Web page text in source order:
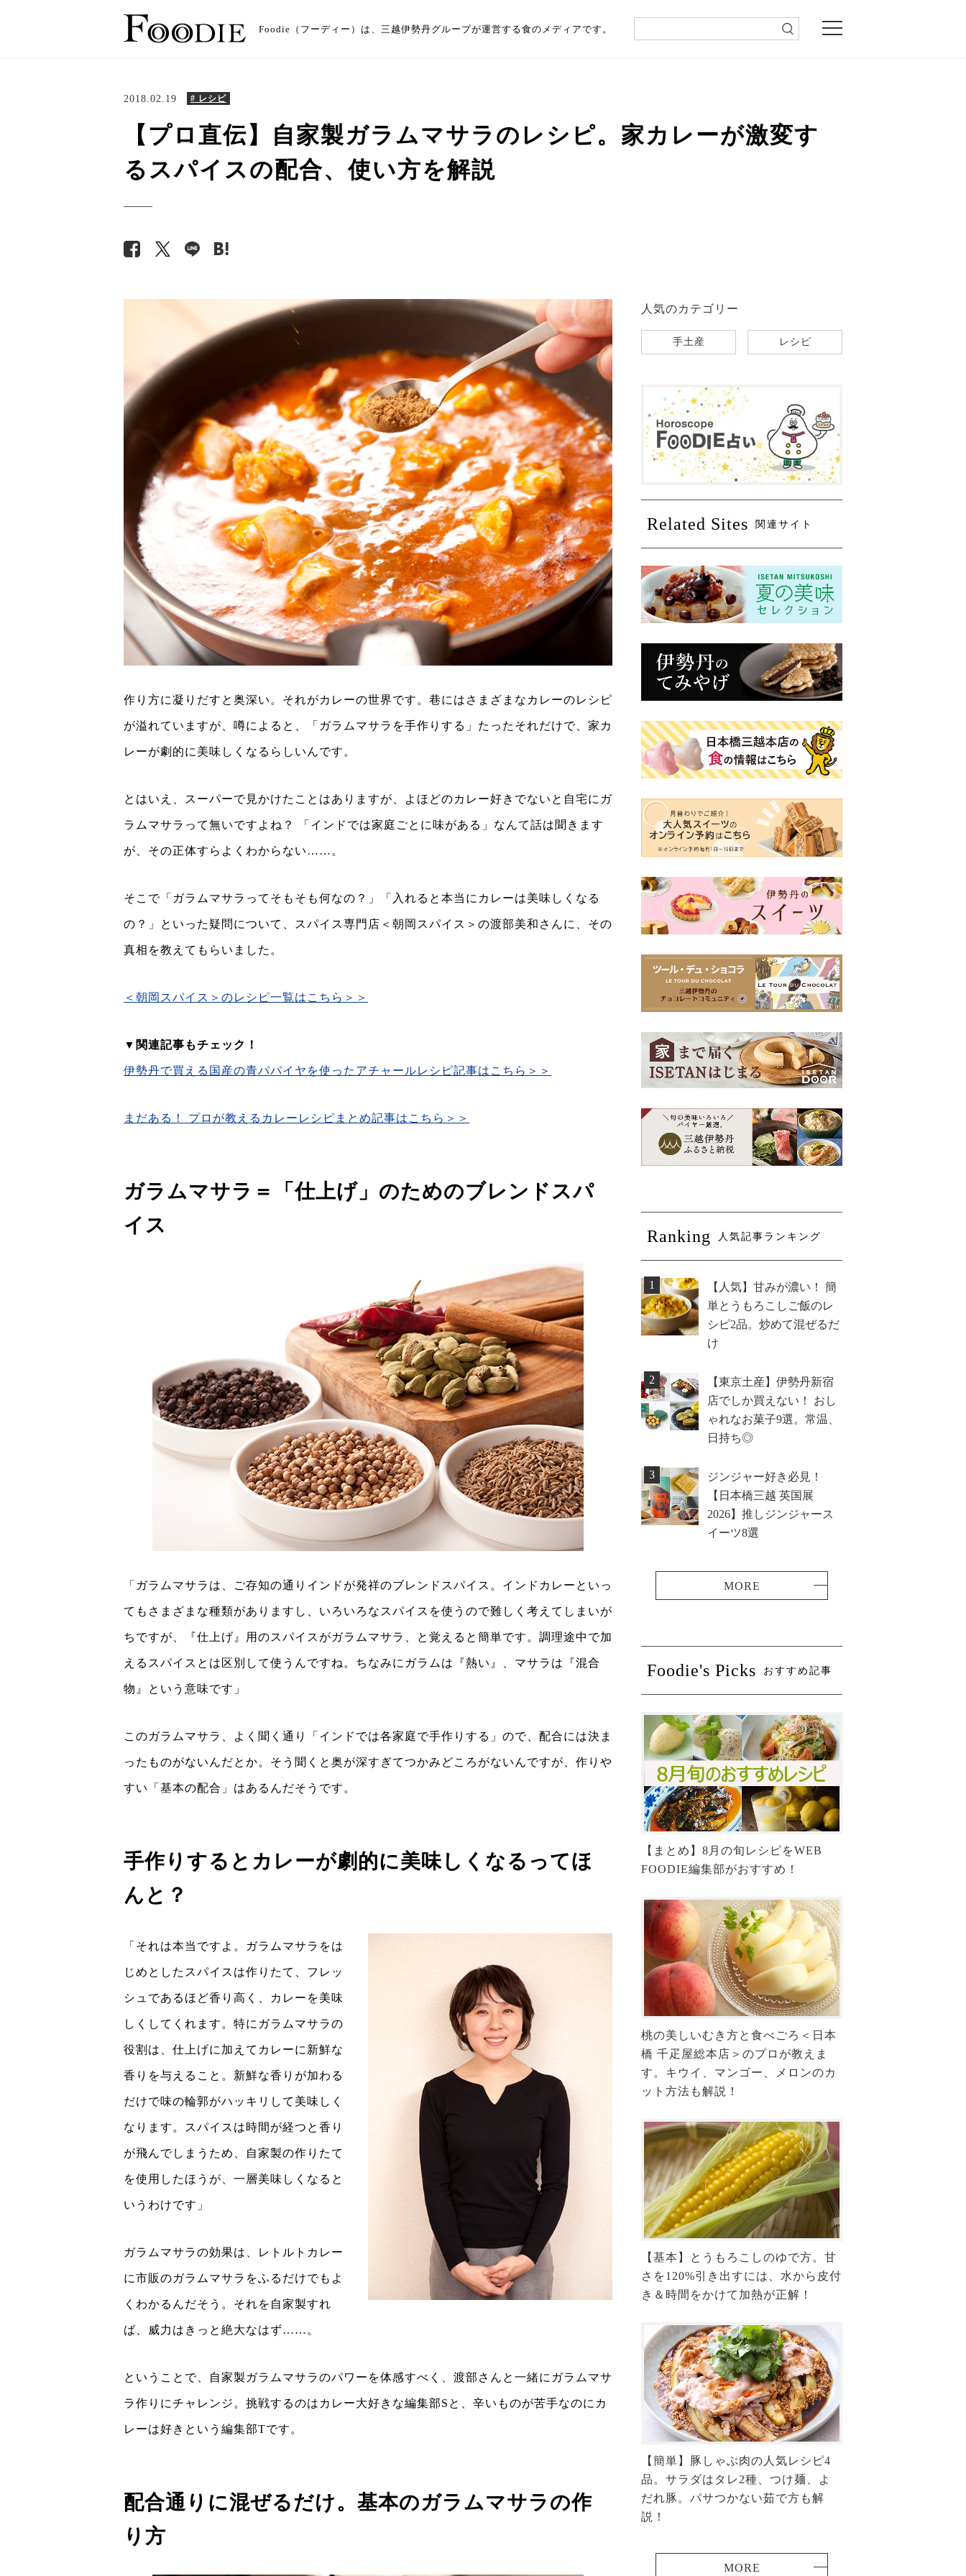
Foodie（フーディー）は、三越伊勢丹グループが運営する食のメディアです。
2018.02.19 # レシピ
【プロ直伝】自家製ガラムマサラのレシピ。家カレーが激変す
るスパイスの配合、使い方を解説
作り方に凝りだすと奥深い。それがカレーの世界です。巷にはさまざまなカレーのレシピ
が溢れていますが、噂によると、「ガラムマサラを手作りする」たったそれだけで、家カ
レーが劇的に美味しくなるらしいんです。
とはいえ、スーパーで見かけたことはありますが、よほどのカレー好きでないと自宅にガ
ラムマサラって無いですよね？ 「インドでは家庭ごとに味がある」なんて話は聞きます
が、その正体すらよくわからない……。
そこで「ガラムマサラってそもそも何なの？」「入れると本当にカレーは美味しくなる
の？」といった疑問について、スパイス専門店＜朝岡スパイス＞の渡部美和さんに、その
真相を教えてもらいました。
＜朝岡スパイス＞のレシピ一覧はこちら＞＞
▼関連記事もチェック！
伊勢丹で買える国産の青パパイヤを使ったアチャールレシピ記事はこちら＞＞
まだある！ プロが教えるカレーレシピまとめ記事はこちら＞＞
ガラムマサラ＝「仕上げ」のためのブレンドスパ
イス
「ガラムマサラは、ご存知の通りインドが発祥のブレンドスパイス。インドカレーといっ
てもさまざまな種類がありますし、いろいろなスパイスを使うので難しく考えてしまいが
ちですが、『仕上げ』用のスパイスがガラムマサラ、と覚えると簡単です。調理途中で加
えるスパイスとは区別して使うんですね。ちなみにガラムは『熱い』、マサラは『混合
物』という意味です」
このガラムマサラ、よく聞く通り「インドでは各家庭で手作りする」ので、配合には決ま
ったものがないんだとか。そう聞くと奥が深すぎてつかみどころがないんですが、作りや
すい「基本の配合」はあるんだそうです。
手作りするとカレーが劇的に美味しくなるってほ
んと？
「それは本当ですよ。ガラムマサラをは
じめとしたスパイスは作りたて、フレッ
シュであるほど香り高く、カレーを美味
しくしてくれます。特にガラムマサラの
役割は、仕上げに加えてカレーに新鮮な
香りを与えること。新鮮な香りが加わる
だけで味の輪郭がハッキリして美味しく
なります。スパイスは時間が経つと香り
が飛んでしまうため、自家製の作りたて
を使用したほうが、一層美味しくなると
いうわけです」
ガラムマサラの効果は、レトルトカレー
に市販のガラムマサラをふるだけでもよ
くわかるんだそう。それを自家製すれ
ば、威力はきっと絶大なはず……。
ということで、自家製ガラムマサラのパワーを体感すべく、渡部さんと一緒にガラムマサ
ラ作りにチャレンジ。挑戦するのはカレー大好きな編集部Sと、辛いものが苦手なのにカ
レーは好きという編集部Tです。
配合通りに混ぜるだけ。基本のガラムマサラの作
り方
人気のカテゴリー
手土産 レシピ
Related Sites 関連サイト
Ranking 人気記事ランキング
1
【人気】甘みが濃い！ 簡
単とうもろこしご飯のレ
シピ2品。炒めて混ぜるだ
け
2
【東京土産】伊勢丹新宿
店でしか買えない！ おし
ゃれなお菓子9選。常温、
日持ち◎
3
ジンジャー好き必見！
【日本橋三越 英国展
2026】推しジンジャース
イーツ8選
Foodie's Picks おすすめ記事
【まとめ】8月の旬レシピをWEB
FOODIE編集部がおすすめ！
桃の美しいむき方と食べごろ＜日本
橋 千疋屋総本店＞のプロが教えま
す。キウイ、マンゴー、メロンのカ
ット方法も解説！
【基本】とうもろこしのゆで方。甘
さを120%引き出すには、水から皮付
き＆時間をかけて加熱が正解！
【簡単】豚しゃぶ肉の人気レシピ4
品。サラダはタレ2種、つけ麺、よ
だれ豚。パサつかない茹で方も解
説！
MORE